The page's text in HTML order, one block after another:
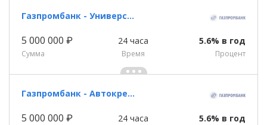
Газпромбанк - Универсальный кредит
5 000 000 ₽
Сумма
24 часа
Время
5.6% в год
Процент
Газпромбанк - Автокредит
5 000 000 ₽ 24 часа 5.6% в год